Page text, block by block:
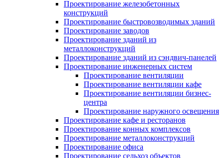
Проектирование железобетонных
конструкций
Проектирование быстровозводимых зданий
Проектирование заводов
Проектирование зданий из
металлоконструкций
Проектирование зданий из сэндвич-панелей
Проектирование инженерных систем
Проектирование вентиляции
Проектирование вентиляции кафе
Проектирование вентиляции бизнес-
центра
Проектирование наружного освещения
Проектирование кафе и ресторанов
Проектирование конных комплексов
Проектирование металлоконструкций
Проектирование офиса
Проектирование сельхоз объектов